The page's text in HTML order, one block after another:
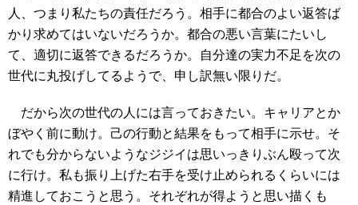
人、つまり私たちの責任だろう。相手に都合のよい返答ば
かり求めてはいないだろうか。都合の悪い言葉にたいし
て、適切に返答できるだろうか。自分達の実力不足を次の
世代に丸投げしてるようで、申し訳無い限りだ。
だから次の世代の人には言っておきたい。キャリアとか
ぼやく前に動け。己の行動と結果をもって相手に示せ。そ
れでも分からないようなジジイは思いっきりぶん殴って次
に行け。私も振り上げた右手を受け止められるくらいには
精進しておこうと思う。それぞれが得ようと思い描くも